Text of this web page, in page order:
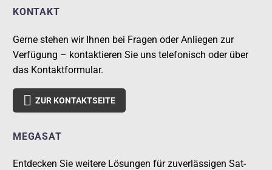
KONTAKT
Gerne stehen wir Ihnen bei Fragen oder Anliegen zur
Verfügung – kontaktieren Sie uns telefonisch oder über
das Kontaktformular.
 ZUR KONTAKTSEITE
MEGASAT
Entdecken Sie weitere Lösungen für zuverlässigen Sat-